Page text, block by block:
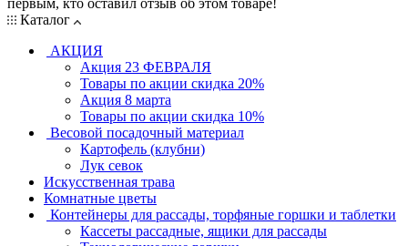
Каталог
АКЦИЯ
Акция 23 ФЕВРАЛЯ
Товары по акции скидка 20%
Акция 8 марта
Товары по акции скидка 10%
Весовой посадочный материал
Картофель (клубни)
Лук севок
Искусственная трава
Комнатные цветы
Контейнеры для рассады, торфяные горшки и таблетки
Кассеты рассадные, ящики для рассады